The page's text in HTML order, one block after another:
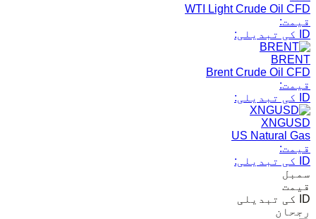
WTI Light Crude Oil CFD
قیمت:
ID کی تبدیلی:
BRENT
Brent Crude Oil CFD
قیمت:
ID کی تبدیلی:
XNGUSD
US Natural Gas
قیمت:
ID کی تبدیلی:
سمبل
قیمت
ID کی تبدیلی
رجحان